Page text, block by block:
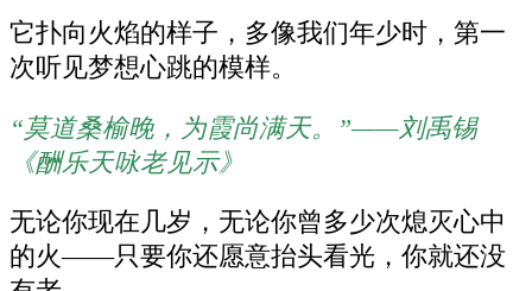
它扑向火焰的样子，多像我们年少时，第一
次听见梦想心跳的模样。
“莫道桑榆晚，为霞尚满天。”——刘禹锡
《酬乐天咏老见示》
无论你现在几岁，无论你曾多少次熄灭心中
的火——只要你还愿意抬头看光，你就还没